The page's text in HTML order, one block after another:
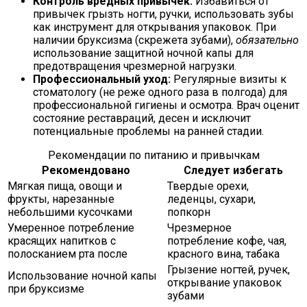
привычек грызть ногти, ручки, использовать зубы
как инструмент для открывания упаковок. При
наличии бруксизма (скрежета зубами), обязательно
использование защитной ночной капы для
предотвращения чрезмерной нагрузки.
Профессиональный уход: Регулярные визиты к
стоматологу (не реже одного раза в полгода) для
профессиональной гигиены и осмотра. Врач оценит
состояние реставраций, десен и исключит
потенциальные проблемы на ранней стадии.
Рекомендации по питанию и привычкам
Рекомендовано
Следует избегать
Мягкая пища, овощи и
фрукты, нарезанные
небольшими кусочками
Твердые орехи,
леденцы, сухари,
попкорн
Умеренное потребление
красящих напитков с
полосканием рта после
Чрезмерное
потребление кофе, чая,
красного вина, табака
Использование ночной капы
при бруксизме
Грызение ногтей, ручек,
открывание упаковок
зубами